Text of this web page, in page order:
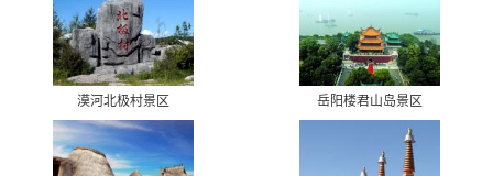
漠河北极村景区 岳阳楼君山岛景区